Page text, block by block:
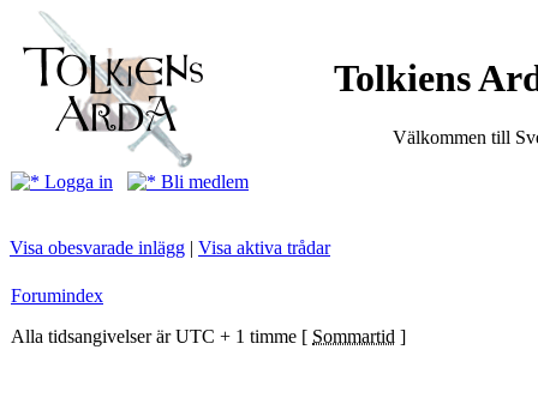
Tolkiens
Välkommen till
Logga in Bli medlem
Visa obesvarade inlägg | Visa aktiva trådar
Forumindex
Alla tidsangivelser är UTC + 1 timme [ Sommartid ]